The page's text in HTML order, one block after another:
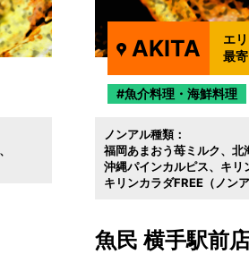
AKITA エ
最
魚介料理・海鮮料理
ノンアル種類：
福岡あまおう苺ミルク
北
沖縄パインカルピス
キリ
キリンカラダFREE（ノン
魚民 横手駅前